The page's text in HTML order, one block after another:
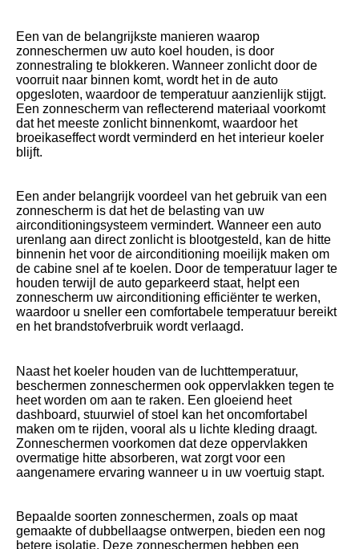
Een van de belangrijkste manieren waarop
zonneschermen uw auto koel houden, is door
zonnestraling te blokkeren. Wanneer zonlicht door de
voorruit naar binnen komt, wordt het in de auto
opgesloten, waardoor de temperatuur aanzienlijk stijgt.
Een zonnescherm van reflecterend materiaal voorkomt
dat het meeste zonlicht binnenkomt, waardoor het
broeikaseffect wordt verminderd en het interieur koeler
blijft.
Een ander belangrijk voordeel van het gebruik van een
zonnescherm is dat het de belasting van uw
airconditioningsysteem vermindert. Wanneer een auto
urenlang aan direct zonlicht is blootgesteld, kan de hitte
binnenin het voor de airconditioning moeilijk maken om
de cabine snel af te koelen. Door de temperatuur lager te
houden terwijl de auto geparkeerd staat, helpt een
zonnescherm uw airconditioning efficiënter te werken,
waardoor u sneller een comfortabele temperatuur bereikt
en het brandstofverbruik wordt verlaagd.
Naast het koeler houden van de luchttemperatuur,
beschermen zonneschermen ook oppervlakken tegen te
heet worden om aan te raken. Een gloeiend heet
dashboard, stuurwiel of stoel kan het oncomfortabel
maken om te rijden, vooral als u lichte kleding draagt.
Zonneschermen voorkomen dat deze oppervlakken
overmatige hitte absorberen, wat zorgt voor een
aangenamere ervaring wanneer u in uw voertuig stapt.
Bepaalde soorten zonneschermen, zoals op maat
gemaakte of dubbellaagse ontwerpen, bieden een nog
betere isolatie. Deze zonneschermen hebben een